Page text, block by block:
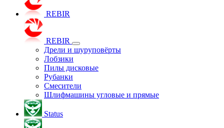
REBIR
REBIR
Дрели и шуруповёрты
Лобзики
Пилы дисковые
Рубанки
Смесители
Шлифмашины угловые и прямые
Status